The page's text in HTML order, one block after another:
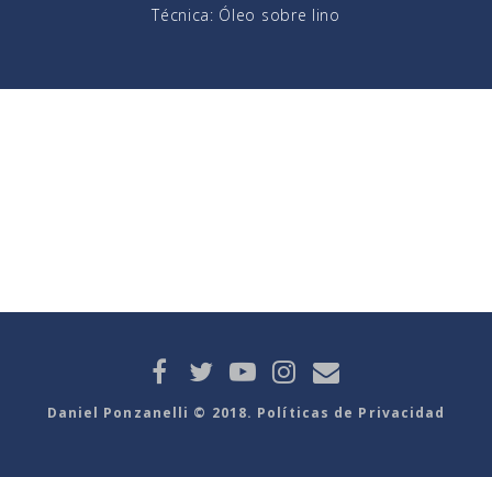
Técnica: Óleo sobre lino
Daniel Ponzanelli © 2018. Políticas de Privacidad